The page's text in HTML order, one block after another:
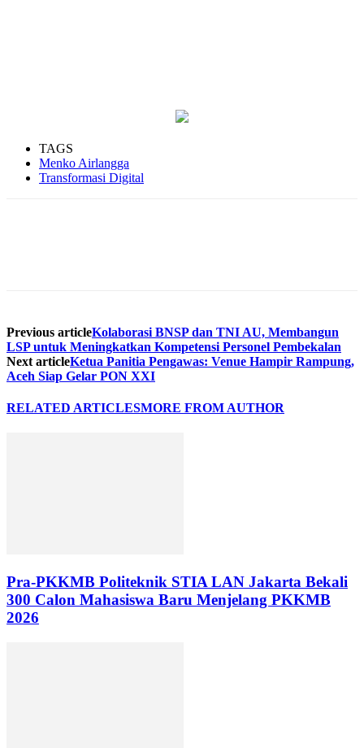
TAGS
Menko Airlangga
Transformasi Digital
Previous articleKolaborasi BNSP dan TNI AU, Membangun
LSP untuk Meningkatkan Kompetensi Personel Pembekalan
Next articleKetua Panitia Pengawas: Venue Hampir Rampung,
Aceh Siap Gelar PON XXI
RELATED ARTICLESMORE FROM AUTHOR
Pra-PKKMB Politeknik STIA LAN Jakarta Bekali
300 Calon Mahasiswa Baru Menjelang PKKMB
2026